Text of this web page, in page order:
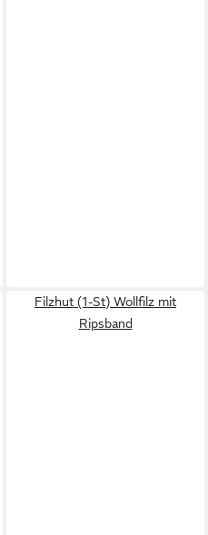
Filzhut (1-St) Wollfilz mit
Ripsband